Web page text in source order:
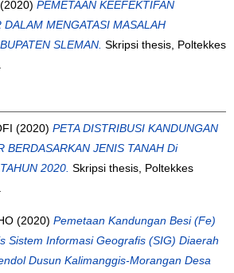
(2020) PEMETAAN KEEFEKTIFAN
DALAM MENGATASI MASALAH
SLEMAN. Skripsi thesis, Poltekkes
(2020) PETA DISTRIBUSI KANDUNGAN
BERDASARKAN JENIS TANAH Di
2020. Skripsi thesis, Poltekkes
(2020) Pemetaan Kandungan Besi (Fe)
Sistem Informasi Geografis (SIG) Diaerah
Dusun Kalimanggis-Morangan Desa